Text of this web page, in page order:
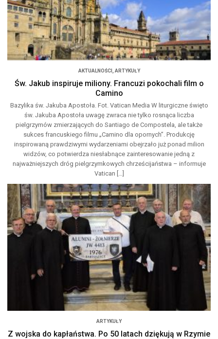
AKTUALNOŚCI ARTYKUŁY
Św. Jakub inspiruje miliony. Francuzi pokochali film o
Camino
Bazylika św. Jakuba Apostoła. Fot. Vatican Media W liturgiczne święto
św. Jakuba Apostoła uwagę zwraca nie tylko rosnąca liczba
pielgrzymów zmierzających do Santiago de Compostela, ale także
sukces francuskiego filmu „Camino dla opornych”. Produkcję
inspirowaną prawdziwymi wydarzeniami obejrzało już ponad milion
widzów, co potwierdza niesłabnące zainteresowanie jedną z
najważniejszych dróg pielgrzymkowych chrześcijaństwa – informuje
Vatican […]
ARTYKUŁY
Z wojska do kapłaństwa. Po 50 latach dziękują w Rzymie